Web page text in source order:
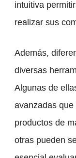
intuitiva
realizar sus
Además,
diversas
Algunas de
avanzadas
productos de
otras pueden